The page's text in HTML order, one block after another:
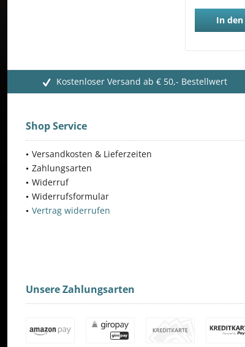
In den
Kostenloser Versand ab € 50,- Bestellwert
Shop Service
Versandkosten & Lieferzeiten
Zahlungsarten
Widerruf
Widerrufsformular
Vertrag widerrufen
Unsere Zahlungsarten